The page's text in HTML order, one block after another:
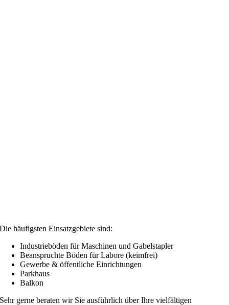
Die häufigsten Einsatzgebiete sind:
Industrieböden für Maschinen und Gabelstapler
Beanspruchte Böden für Labore (keimfrei)
Gewerbe & öffentliche Einrichtungen
Parkhaus
Balkon
Sehr gerne beraten wir Sie ausführlich über Ihre vielfältigen